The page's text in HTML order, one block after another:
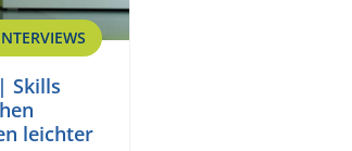
Skills
leichter